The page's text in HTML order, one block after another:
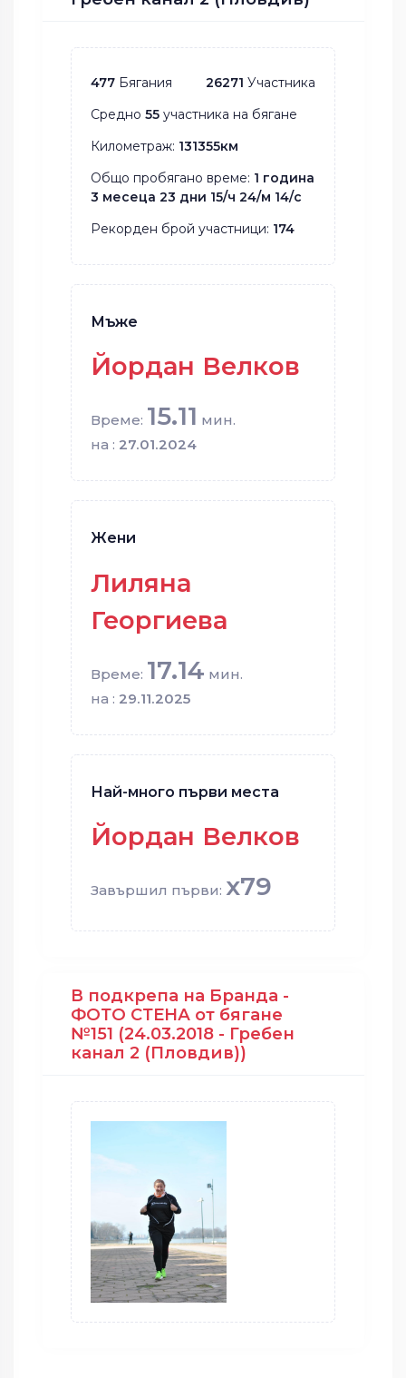
477 Бягания 26271 Участника
Средно 55 участника на бягане
Километраж: 131355км
Общо пробягано време: 1 година
3 месеца 23 дни 15/ч 24/м 14/с
Рекорден брой участници: 174
Мъже
Йордан Велков
Време: 15.11 мин.
на : 27.01.2024
Жени
Лиляна
Георгиева
Време: 17.14 мин.
на : 29.11.2025
Най-много първи места
Йордан Велков
Завършил първи: x79
В подкрепа на Бранда -
ФОТО СТЕНА от бягане
№151 (24.03.2018 - Гребен
канал 2 (Пловдив))